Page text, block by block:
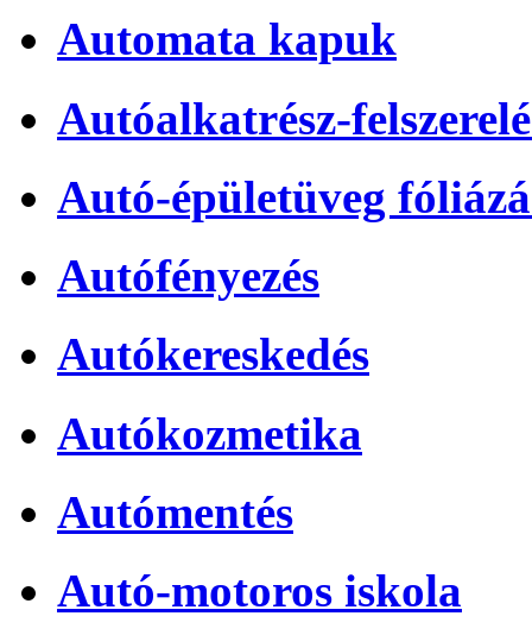
Automata kapuk
Autóalkatrész-
Autó-épületüveg
Autófényezés
Autókereskedés
Autókozmetika
Autómentés
Autó-motoros iskola